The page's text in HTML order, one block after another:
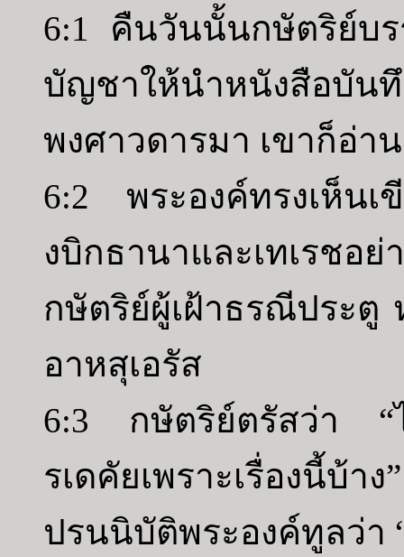
6:1 คืนวันนั้นกษัตริย์บ
บัญชาให้นำหนังสือบัน
พงศาวดารมา เขาก็อ่า
6:2 พระองค์ทรงเห็นเ
งบิกธานาและเทเรชอ
กษัตริย์ผู้เฝ้าธรณีประตู
อาหสุเอรัส
6:3 กษัตริย์ตรัสว่า “ไ
รเดคัยเพราะเรื่องนี้
ปรนนิบัติพระองค์ทูลว่า